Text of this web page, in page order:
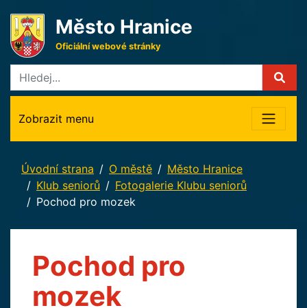
Město Hranice
Oficiální webové stránky
Zobrazit menu
Úvodní strana O městě
Město Hranice
Klub seniorů
Fotogalerie Klubu seniorů
Pochod pro mozek
Pochod pro
mozek